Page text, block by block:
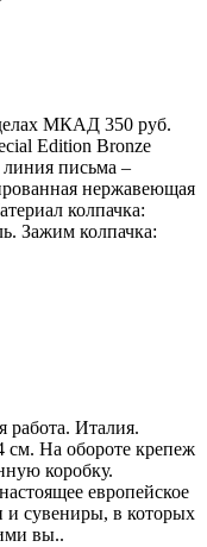
МКАД 350 руб.
Edition Bronze
письма –
нержавеющая
колпачка:
Зажим колпачка:
работа. Италия.
см. На обороте крепеж
коробку.
европейское
и сувениры, в которых
вы..